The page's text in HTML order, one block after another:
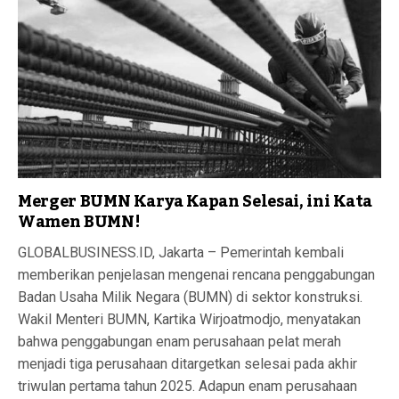
Merger BUMN Karya Kapan Selesai, ini Kata
Wamen BUMN!
GLOBALBUSINESS.ID, Jakarta – Pemerintah kembali
memberikan penjelasan mengenai rencana penggabungan
Badan Usaha Milik Negara (BUMN) di sektor konstruksi.
Wakil Menteri BUMN, Kartika Wirjoatmodjo, menyatakan
bahwa penggabungan enam perusahaan pelat merah
menjadi tiga perusahaan ditargetkan selesai pada akhir
triwulan pertama tahun 2025. Adapun enam perusahaan